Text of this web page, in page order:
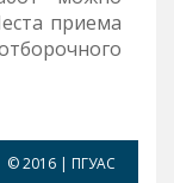
приема
© 2016 | ПГУАС